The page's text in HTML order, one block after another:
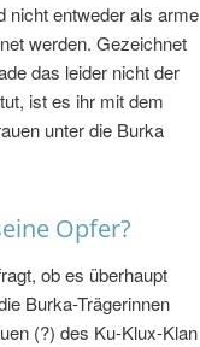
nicht entweder als arme
werden. Gezeichnet
das leider nicht der
ist es ihr mit dem
unter die Burka
Opfer?
ob es überhaupt
Burka-Trägerinnen
(?) des Ku-Klux-Klan